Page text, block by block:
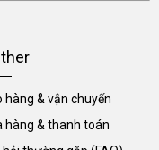
hàng & vận chuyển
hàng & thanh toán